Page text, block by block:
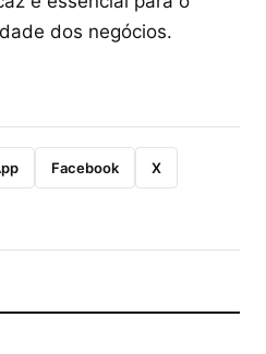
dos negócios.
Facebook X